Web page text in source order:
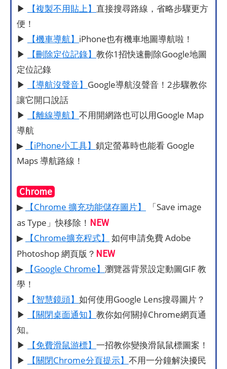
▶
【複製不用貼上】 直接搜尋路線，省略步驟更方
便！
▶
【機車導航】 iPhone也有機車地圖導航啦！
▶
【刪除定位記錄】 教你1招快速刪除Google地圖
定位記錄
▶
【導航沒聲音】 Google導航沒聲音！2步驟教你
讓它開口說話
▶
【離線導航】 不用開網路也可以用Google Map
導航
▶
【iPhone小工具】 鎖定螢幕時也能看 Google
Maps 導航路線！
Chrome
▶ 【Chrome 擴充功能儲存圖片】
「Save image
as Type」快移除！ NEW
▶ 【Chrome擴充程式】
如何申請免費 Adobe
Photoshop 網頁版？ NEW
▶ 【Google Chrome】 瀏覽器背景設定動圖GIF 教
學！
▶
【智慧鏡頭】 如何使用Google Lens搜尋圖片？
▶
【關閉桌面通知】 教你如何關掉Chrome網頁通
知。
▶
【免費滑鼠游標】 一招教你變換滑鼠鼠標圖案！
▶
【關閉Chrome分頁提示】 不用一分鐘解決擾民